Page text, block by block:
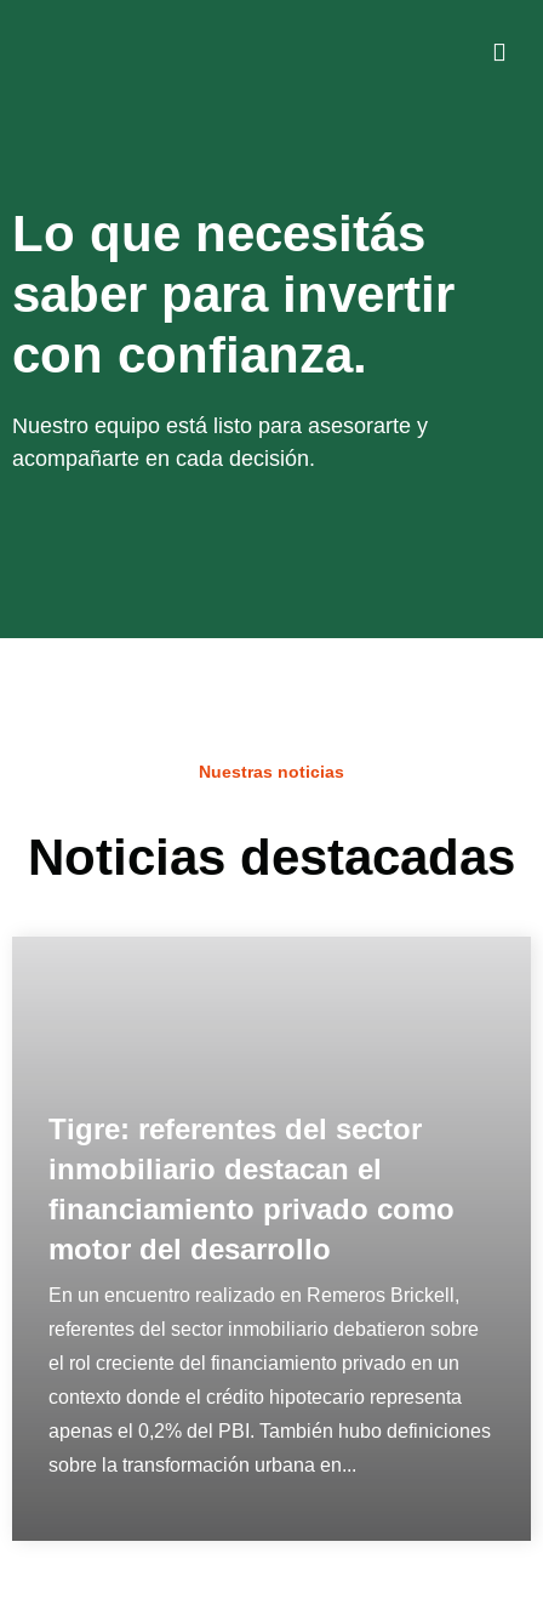
Lo que necesitás
saber para invertir
con confianza.
Nuestro equipo está listo para asesorarte y
acompañarte en cada decisión.
Nuestras noticias
Noticias destacadas
Tigre: referentes del sector
inmobiliario destacan el
financiamiento privado como
motor del desarrollo
En un encuentro realizado en Remeros Brickell,
referentes del sector inmobiliario debatieron sobre
el rol creciente del financiamiento privado en un
contexto donde el crédito hipotecario representa
apenas el 0,2% del PBI. También hubo definiciones
sobre la transformación urbana en...